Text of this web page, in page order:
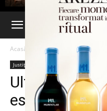
Acasă Justiție
Justiție
Ultima oră:
este căutat